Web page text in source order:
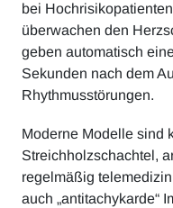
bei
überwachen den
geben automatisch
Sekunden nach dem
Rhythmusstörungen.
Moderne Modelle sind
Streichholzschachtel,
regelmäßig
auch „antitachykarde“